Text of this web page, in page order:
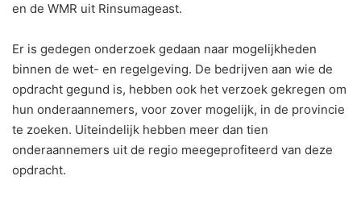
en de WMR uit Rinsumageast.
Er is gedegen onderzoek gedaan naar mogelijkheden
binnen de wet- en regelgeving. De bedrijven aan wie de
opdracht gegund is, hebben ook het verzoek gekregen om
hun onderaannemers, voor zover mogelijk, in de provincie
te zoeken. Uiteindelijk hebben meer dan tien
onderaannemers uit de regio meegeprofiteerd van deze
opdracht.